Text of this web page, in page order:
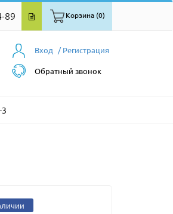
89 Корзина (0)
Вход / Регистрация
Обратный звонок